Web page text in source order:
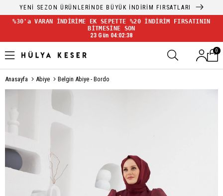
YENİ SEZON ÜRÜNLERİNDE BÜYÜK İNDİRİM FIRSATLARI
%30'a VARAN İNDİRİME EK SEPETTE %20 İNDİRİM FIRSATININ
BİTMESİNE SON
23 Gün 04:02:38
0
Anasayfa Abiye Belgin Abiye - Bordo